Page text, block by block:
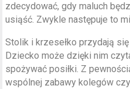
zdecydować, gdy maluch
usiąść. Zwykle następuje to
Stolik i krzesełko przydają
Dziecko może dzięki nim
spożywać posiłki. Z
wspólnej zabawy kolegów